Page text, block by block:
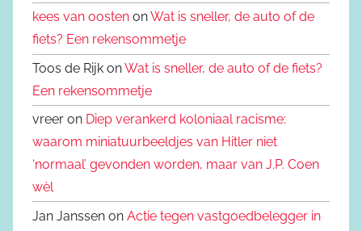
kees van oosten onWat is sneller, de auto of de
fiets? Een rekensommetje
Toos de Rijk onWat is sneller, de auto of de fiets?
Een rekensommetje
vreer on Diep verankerd koloniaal racisme:
waarom miniatuurbeeldjes van Hitler niet
‘normaal’ gevonden worden, maar van J.P. Coen
wèl
Jan Janssen on Actie tegen vastgoedbelegger in